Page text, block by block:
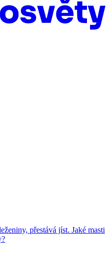
přestává jíst. Jaké masti